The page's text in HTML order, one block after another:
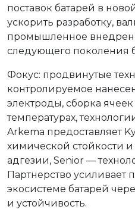
поставок батарей в
ускорить разработку,
промышленное
следующего поколения
Фокус: продвинутые
контролируемое
электроды, сборка
температурах,
Arkema предоставляет
химической стойкости
адгезии, Senior —
Партнерство усиливает
экосистеме батарей
и устойчивость.